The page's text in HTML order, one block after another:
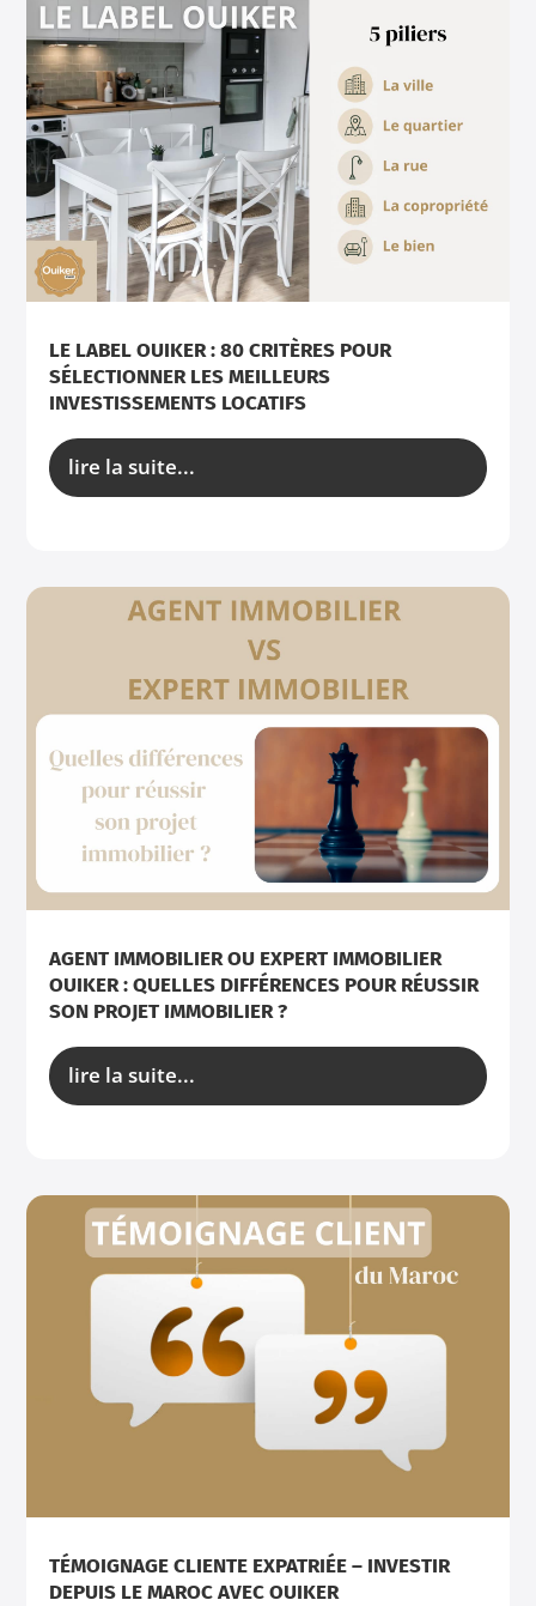
LE LABEL OUIKER : 80 CRITÈRES POUR
SÉLECTIONNER LES MEILLEURS
INVESTISSEMENTS LOCATIFS
lire la suite...
AGENT IMMOBILIER OU EXPERT IMMOBILIER
OUIKER : QUELLES DIFFÉRENCES POUR RÉUSSIR
SON PROJET IMMOBILIER ?
lire la suite...
TÉMOIGNAGE CLIENTE EXPATRIÉE – INVESTIR
DEPUIS LE MAROC AVEC OUIKER